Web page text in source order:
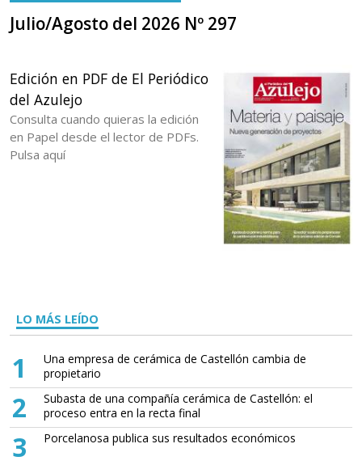
Julio/Agosto del 2026 Nº 297
Edición en PDF de El Periódico
del Azulejo
Consulta cuando quieras la edición
en Papel desde el lector de PDFs.
Pulsa aquí
LO MÁS LEÍDO
1
Una empresa de cerámica de Castellón cambia de
propietario
2
Subasta de una compañía cerámica de Castellón: el
proceso entra en la recta final
3 Porcelanosa publica sus resultados económicos